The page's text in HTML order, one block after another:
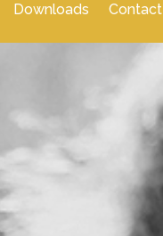
Downloads Contact